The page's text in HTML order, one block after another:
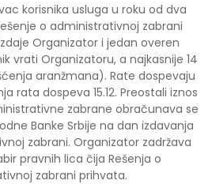
korisnika usluga u roku od dva
o administrativnoj zabrani
Organizator i jedan overen
vrati Organizatoru, a najkasnije 14
aranžmana). Rate dospevaju
rata dospeva 15.12. Preostali iznos
zabrane obračunava se
Banke Srbije na dan izdavanja
zabrani. Organizator zadržava
pravnih lica čija Rešenja o
zabrani prihvata.